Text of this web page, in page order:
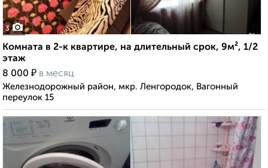
3
Комната в 2-к квартире, на длительный срок, 9м², 1/2
этаж
8 000 ₽ в месяц
Железнодорожный район, мкр. Ленгородок, Вагонный
переулок 15